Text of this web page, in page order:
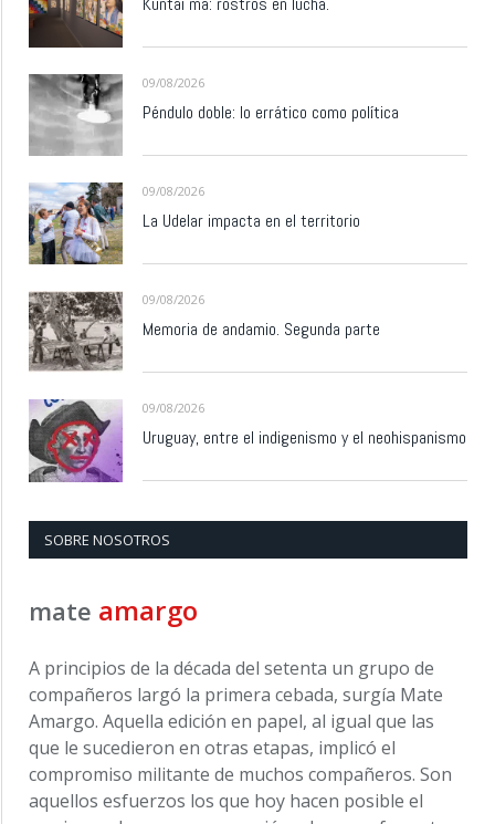
09/08/2026
Péndulo doble: lo errático como política
09/08/2026
La Udelar impacta en el territorio
09/08/2026
Memoria de andamio. Segunda parte
09/08/2026
Uruguay, entre el indigenismo y el neohispanismo
SOBRE NOSOTROS
mate amargo
A principios de la década del setenta un grupo de
compañeros largó la primera cebada, surgía Mate
Amargo. Aquella edición en papel, al igual que las
que le sucedieron en otras etapas, implicó el
compromiso militante de muchos compañeros. Son
aquellos esfuerzos los que hoy hacen posible el